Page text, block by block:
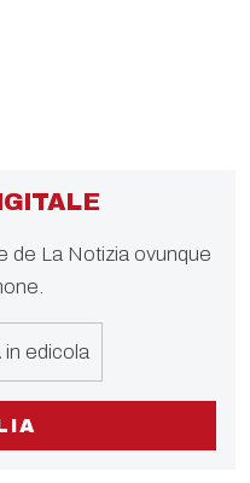
de La Notizia ovunque